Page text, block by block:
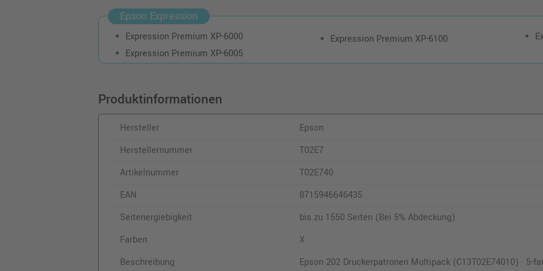
o. MwSt.
22,99 €
inkl. MwSt.zzgl. Versand
13,99 €
inkl. MwSt.zzgl. Versand
Epson 202XL
Fotoschwarz
o. MwSt.20,16 €
Epson Expression
Expression Premium XP-6000
Expression Premium XP-6005
Expression Premium XP-6100
Produktinformationen
Hersteller
Epson
Herstellernummer
T02E7
Artikelnummer
T02E740
EAN
8715946646435
Seitenergiebigkeit
bis zu 1550 Seiten (Bei 5% Abdeckung)
Farben
X
Beschreibung
Epson 202 Druckerpatronen Multipack (C13T02E74010) · 5-